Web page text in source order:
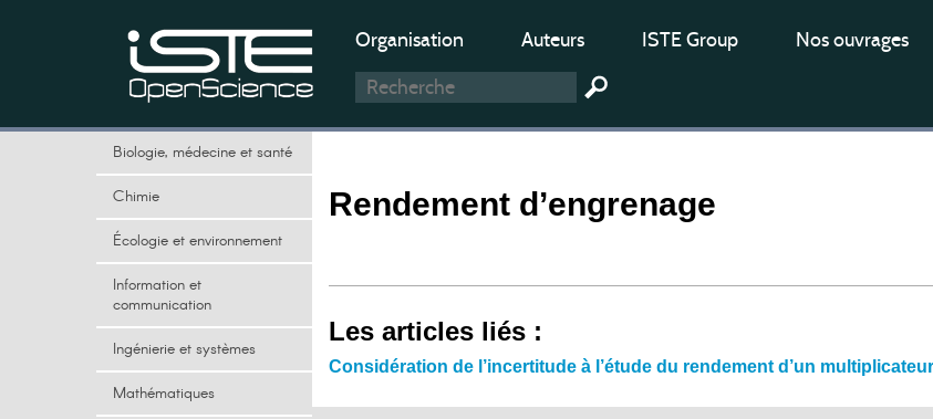
Organisation Auteurs ISTE Group Nos ouvrages
Biologie, médecine et santé
Chimie
Écologie et environnement
Information et
communication
Ingénierie et systèmes
Mathématiques
Rendement d’engrenage
Les articles liés :
Considération de l’incertitude à l’étude du rendement d’un